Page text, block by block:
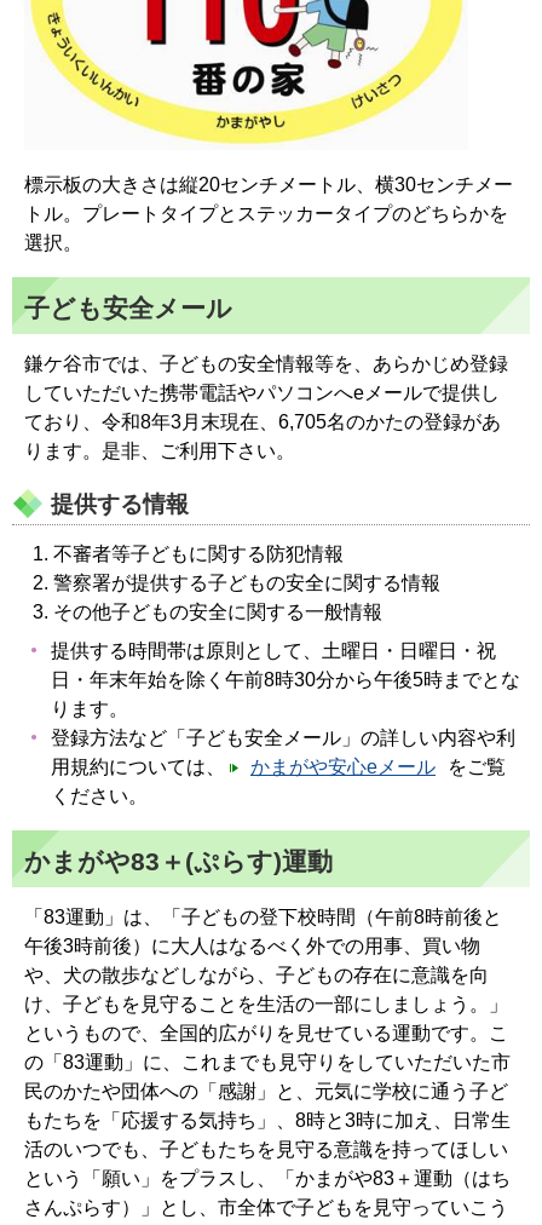
標示板の大きさは縦20センチメートル、横30センチメー
トル。プレートタイプとステッカータイプのどちらかを
選択。
子ども安全メール
鎌ケ谷市では、子どもの安全情報等を、あらかじめ登録
していただいた携帯電話やパソコンへeメールで提供し
ており、令和8年3月末現在、6,705名のかたの登録があ
ります。是非、ご利用下さい。
提供する情報
不審者等子どもに関する防犯情報
警察署が提供する子どもの安全に関する情報
その他子どもの安全に関する一般情報
提供する時間帯は原則として、土曜日・日曜日・祝
日・年末年始を除く午前8時30分から午後5時までとな
ります。
登録方法など「子ども安全メール」の詳しい内容や利
用規約については、
かまがや安心eメール
をご覧
ください。
かまがや83＋(ぷらす)運動
「83運動」は、「子どもの登下校時間（午前8時前後と
午後3時前後）に大人はなるべく外での用事、買い物
や、犬の散歩などしながら、子どもの存在に意識を向
け、子どもを見守ることを生活の一部にしましょう。」
というもので、全国的広がりを見せている運動です。こ
の「83運動」に、これまでも見守りをしていただいた市
民のかたや団体への「感謝」と、元気に学校に通う子ど
もたちを「応援する気持ち」、8時と3時に加え、日常生
活のいつでも、子どもたちを見守る意識を持ってほしい
という「願い」をプラスし、「かまがや83＋運動（はち
さんぷらす）」とし、市全体で子どもを見守っていこう